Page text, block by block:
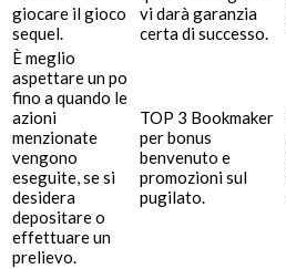
giocare il gioco
sequel.
vi darà garanzia
certa di successo.
È meglio
aspettare un po
fino a quando le
azioni
menzionate
vengono
eseguite, se si
desidera
depositare o
effettuare un
prelievo.
TOP 3 Bookmaker
per bonus
benvenuto e
promozioni sul
pugilato.